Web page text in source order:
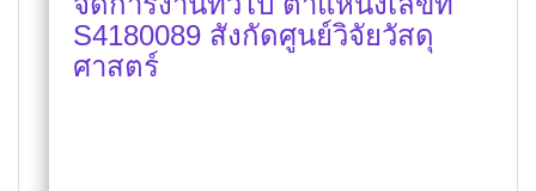
S4180089 สังกัดศูนย์วิจัยวัสดุ
ศาสตร์